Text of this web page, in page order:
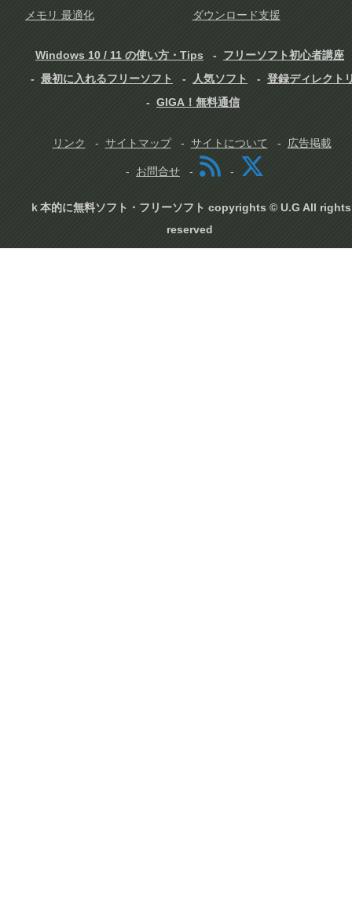
メモリ 最適化
ダウンロード支援
Windows 10 / 11 の使い方・Tips
フリーソフト初心者講座
最初に入れるフリーソフト
人気ソフト
登録ディレクト
GIGA！無料通信
リンク サイトマップ サイトについて 広告掲載
お問合せ
ｋ本的に無料ソフト・フリーソフト copyrights © U.G All rights
reserved